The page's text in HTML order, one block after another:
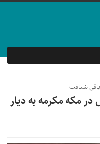
شتافت
مکه مکرمه به دیار